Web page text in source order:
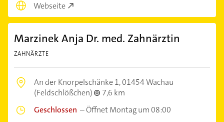
Webseite
Marzinek Anja Dr. med. Zahnärztin
ZAHNÄRZTE
An der Knorpelschänke 1,01454 Wachau
(Feldschlößchen)
7,6 km
Geschlossen –Öffnet Montag um 08:00